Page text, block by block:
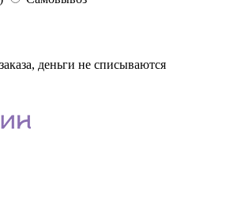
деньги не списываются